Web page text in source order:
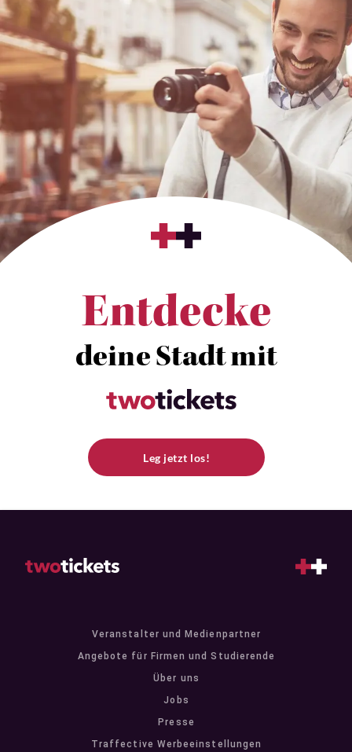
Entdecke
deine Stadt mit
Leg jetzt los!
Veranstalter und Medienpartner
Angebote für Firmen und Studierende
Über uns
Jobs
Presse
Traffective Werbeeinstellungen